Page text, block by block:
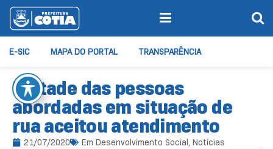
E-SIC MAPA DO PORTAL TRANSPARÊNCIA
Metade das pessoas
abordadas em situação de
rua aceitou atendimento
21/07/2020 Em Desenvolvimento Social, Notícias